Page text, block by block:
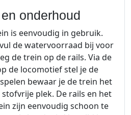
onderhoud
is eenvoudig in gebruik.
de watervoorraad bij voor
de trein op de rails. Via de
de locomotief stel je de
bewaar je de trein het
plek. De rails en het
zijn eenvoudig schoon te